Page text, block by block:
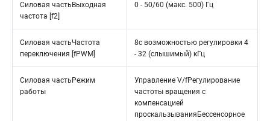
Силовая частьВыходная
частота [f2]
0 - 50/60 (макс. 500) Гц
Силовая частьЧастота
переключения [fPWM]
8с возможностью регулировки 4
- 32 (слышимый) кГц
Силовая частьРежим
работы
Управление V/fРегулирование
частоты вращения с
компенсацией
проскальзыванияБессенсорное